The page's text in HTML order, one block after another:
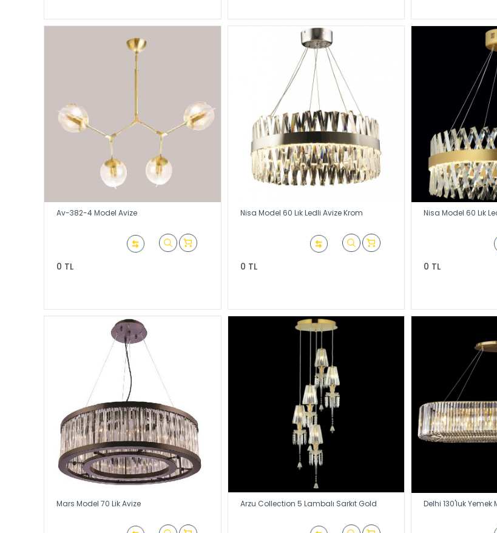
Av-382-4 Model Avize
0 TL
Nisa Model 60 Lık Ledli Avize Krom
0 TL
Nisa Model 60 Lık
0 TL
Mars Model 70 Lik Avize Arzu Collection 5 Lambalı Sarkıt Gold Delhi 130'luk Yemek